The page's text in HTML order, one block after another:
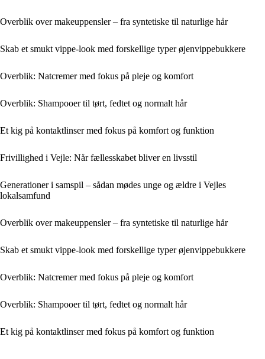
Overblik over makeuppensler – fra syntetiske til naturlige hår
Skab et smukt vippe-look med forskellige typer øjenvippebukkere
Overblik: Natcremer med fokus på pleje og komfort
Overblik: Shampooer til tørt, fedtet og normalt hår
Et kig på kontaktlinser med fokus på komfort og funktion
Frivillighed i Vejle: Når fællesskabet bliver en livsstil
Generationer i samspil – sådan mødes unge og ældre i Vejles
lokalsamfund
Overblik over makeuppensler – fra syntetiske til naturlige hår
Skab et smukt vippe-look med forskellige typer øjenvippebukkere
Overblik: Natcremer med fokus på pleje og komfort
Overblik: Shampooer til tørt, fedtet og normalt hår
Et kig på kontaktlinser med fokus på komfort og funktion